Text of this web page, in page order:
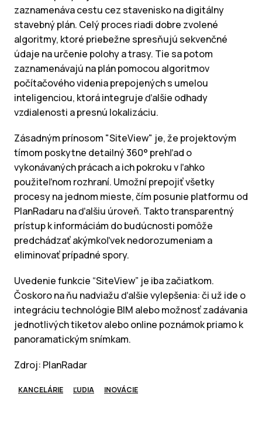
zaznamenáva cestu cez stavenisko na digitálny
stavebný plán. Celý proces riadi dobre zvolené
algoritmy, ktoré priebežne spresňujú sekvenčné
údaje na určenie polohy a trasy. Tie sa potom
zaznamenávajú na plán pomocou algoritmov
počítačového videnia prepojených s umelou
inteligenciou, ktorá integruje ďalšie odhady
vzdialenosti a presnú lokalizáciu.
Zásadným prínosom "SiteView" je, že projektovým
tímom poskytne detailný 360° prehľad o
vykonávaných prácach a ich pokroku v ľahko
použiteľnom rozhraní. Umožní prepojiť všetky
procesy na jednom mieste, čím posunie platformu od
PlanRadaru na ďalšiu úroveň. Takto transparentný
prístup k informáciám do budúcnosti pomôže
predchádzať akýmkoľvek nedorozumeniam a
eliminovať prípadné spory.
Uvedenie funkcie “SiteView” je iba začiatkom.
Čoskoro na ňu nadviažu ďalšie vylepšenia: či už ide o
integráciu technológie BIM alebo možnosť zadávania
jednotlivých tiketov alebo online poznámok priamo k
panoramatickým snímkam.
Zdroj: PlanRadar
KANCELÁRIE ĽUDIA INOVÁCIE